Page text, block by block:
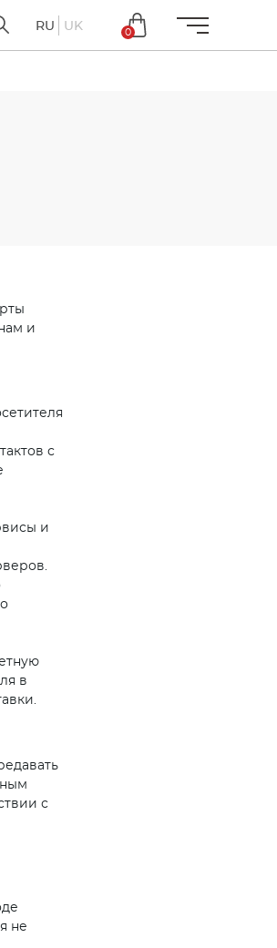
RU UK
0
и
с
и
в
с
не